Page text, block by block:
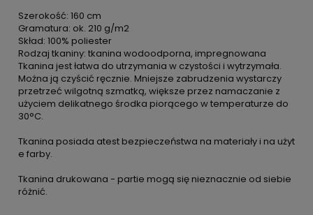
Szerokość: 160 cm
Gramatura: ok. 210 g/m2
Skład: 100% poliester
Rodzaj tkaniny: tkanina wodoodporna, impregnowana
Tkanina jest łatwa do utrzymania w czystości i wytrzymała.
Można ją czyścić ręcznie. Mniejsze zabrudzenia wystarczy
przetrzeć wilgotną szmatką, większe przez namaczanie z
użyciem delikatnego środka piorącego w temperaturze do
30°C.
Tkanina posiada atest bezpieczeństwa na materiały i na użyt
e farby.
Tkanina drukowana - partie mogą się nieznacznie od siebie
różnić.